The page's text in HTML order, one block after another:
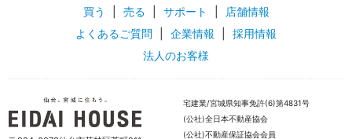
買う 売る サポート
店舗情報
よくあるご質問
企業情報
採用情報
法人のお客様
宅建業/宮城県知事免許(6)第4831号
(公社)全日本不動産協会
(公社)不動産保証協会会員